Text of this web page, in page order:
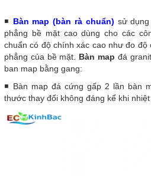
◾ Bàn map (bàn rà chuẩn) sử
phẳng bề mặt cao dùng cho các
chuẩn có độ chính xác cao như đo
phẳng của bề mặt. Bàn map đá
ban map bằng gang:
◾ Bàn map đá cứng gấp 2 lần bàn
thước thay đổi không đáng kể khi